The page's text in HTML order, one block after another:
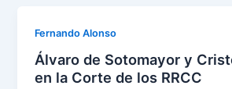
Fernando Alonso
Álvaro de Sotomayor y
en la Corte de los RRCC